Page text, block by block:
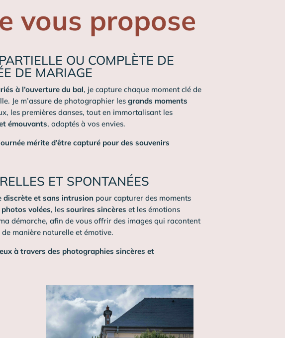
vous propose
OU COMPLÈTE DE
DE MARIAGE
à l’ouverture du bal, je capture chaque moment clé de
Je m’assure de photographier lesgrands moments
les premières danses, tout en immortalisant les
émouvants, adaptés à vos envies.
mérite d’être capturé pour des souvenirs
ET SPONTANÉES
discrète et sans intrusion pour capturer des moments
photos volées, lessourires sincères et les émotions
démarche, afin de vous offrir des images qui racontent
manière naturelle et émotive.
à travers des photographies sincères et